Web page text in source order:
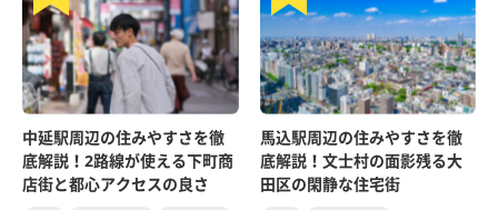
中延駅周辺の住みやすさを徹
底解説！2路線が使える下町商
店街と都心アクセスの良さ
馬込駅周辺の住みやすさを徹
底解説！文士村の面影残る大
田区の閑静な住宅街